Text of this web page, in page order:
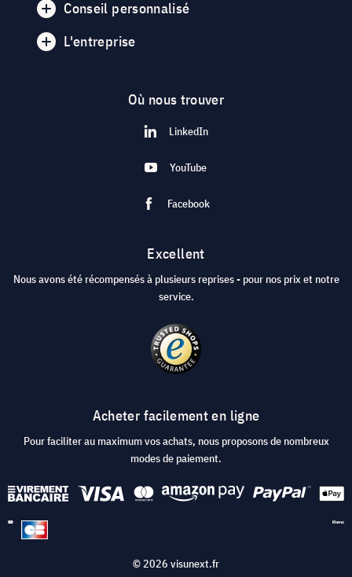
Conseil personnalisé
L'entreprise
Où nous trouver
LinkedIn
YouTube
Facebook
Excellent
Nous avons été récompensés à plusieurs reprises - pour nos prix et notre
service.
Acheter facilement en ligne
Pour faciliter au maximum vos achats, nous proposons de nombreux
modes de paiement.
© 2026 visunext.fr